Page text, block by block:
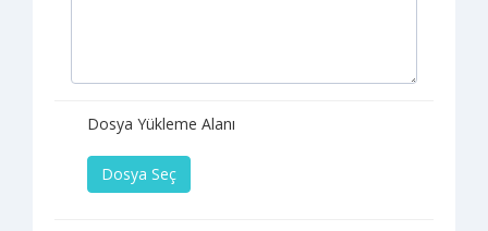
Dosya Yükleme Alanı
Dosya Seç